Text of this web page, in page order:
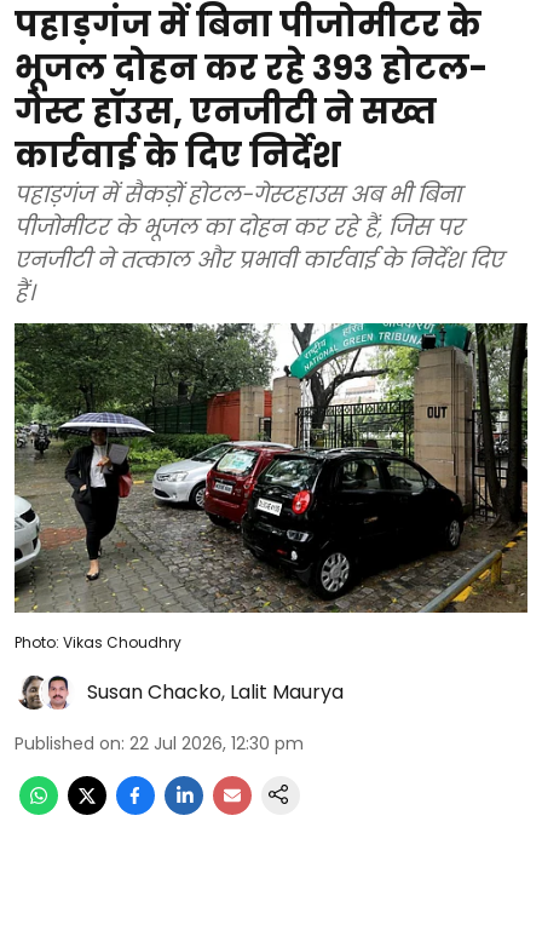
पहाड़गंज में बिना पीजोमीटर के
भूजल दोहन कर रहे 393 होटल-
गेस्ट हॉउस, एनजीटी ने सख्त
कार्रवाई के दिए निर्देश
पहाड़गंज में सैकड़ों होटल-गेस्टहाउस अब भी बिना
पीजोमीटर के भूजल का दोहन कर रहे हैं, जिस पर
एनजीटी ने तत्काल और प्रभावी कार्रवाई के निर्देश दिए
हैं।
Photo: Vikas Choudhry
Susan Chacko, Lalit Maurya
Published on: 22 Jul 2026, 12:30 pm